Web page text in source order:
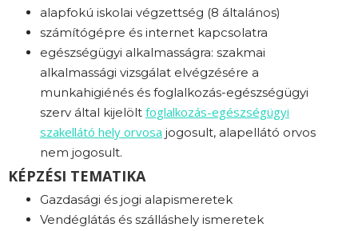
alapfokú iskolai végzettség (8 általános)
számítógépre és internet kapcsolatra
egészségügyi alkalmasságra: szakmai
alkalmassági vizsgálat elvégzésére a
munkahigiénés és foglalkozás-egészségügyi
szerv által kijelölt foglalkozás-egészségügyi
szakellátó hely orvosa jogosult, alapellátó orvos
nem jogosult.
KÉPZÉSI TEMATIKA
Gazdasági és jogi alapismeretek
Vendéglátás és szálláshely ismeretek